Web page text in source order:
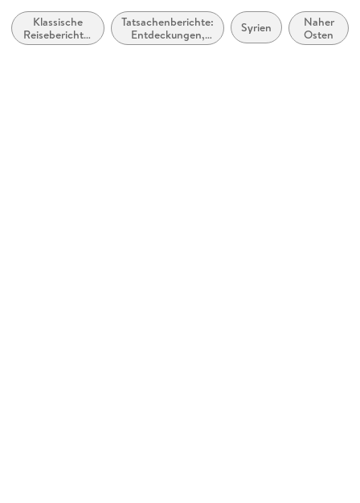
Herausgegeben von
Susanne Gretter
Klassische
Reiseberichte,
Reiseliteratur
Tatsachenberichte:
Entdeckungen,
Geschichte,
Syrien
Naher
Osten